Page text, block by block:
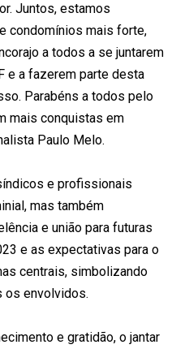
Juntos, estamos
condomínios mais forte,
a todos a se juntarem
e a fazerem parte desta
Parabéns a todos pelo
mais conquistas em
Paulo Melo.
e profissionais
mas também
e união para futuras
e as expectativas para o
centrais, simbolizando
os envolvidos.
e gratidão, o jantar